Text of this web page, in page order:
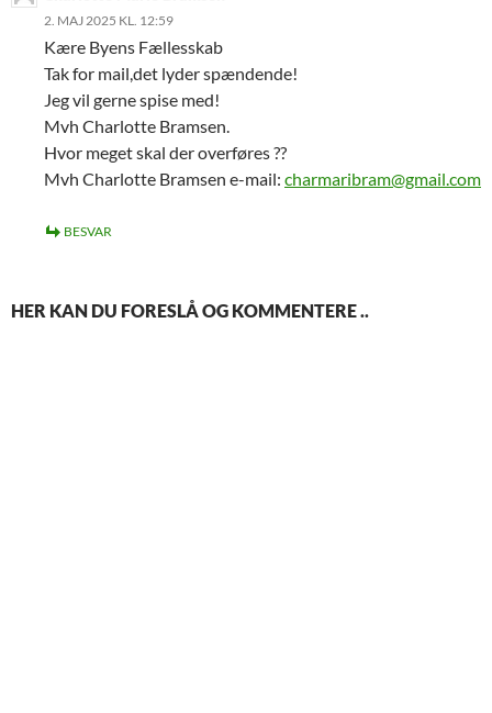
2. MAJ 2025 KL. 12:59
Kære Byens Fællesskab
Tak for mail,det lyder spændende!
Jeg vil gerne spise med!
Mvh Charlotte Bramsen.
Hvor meget skal der overføres ??
Mvh Charlotte Bramsen e-mail: charmaribram@gmail.com
BESVAR
HER KAN DU FORESLÅ OG KOMMENTERE ..